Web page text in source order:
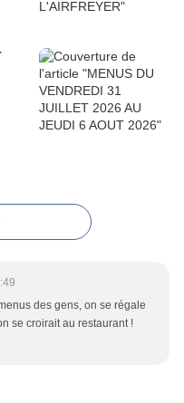
des gens, on se régale
se croirait au restaurant !